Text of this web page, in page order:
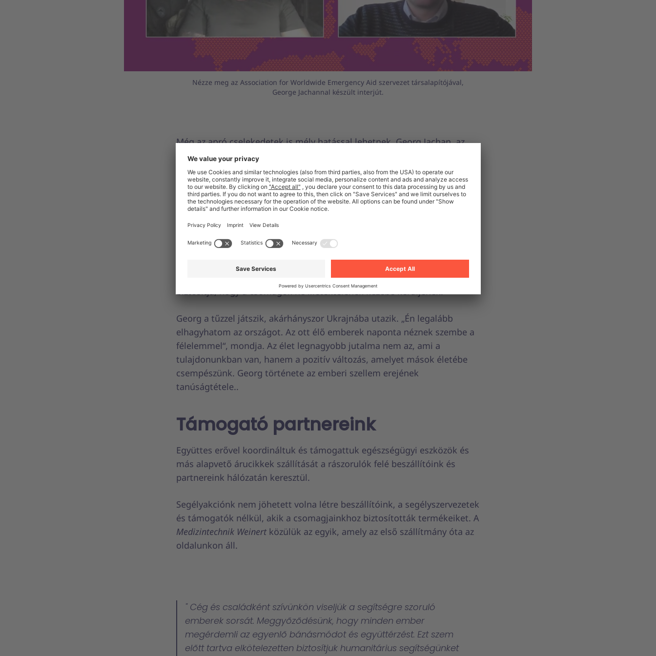
Nézze meg az Association for Worldwide Emergency Aid szervezet társalapítójával,
George Jachannal készült interjút.
Még az apró cselekedetek is mély hatással lehetnek. Georg Jachan, az
Association for Worldwide Emercency Aid
szenvedélye a másokon való segítség és készséggel rendelkezésünkre
állt, amikor 2022. márciusában felkerestük, hogy támogassa a
rászorulókat Kelet-Ukrajnában.
A kockázatok ellenére egyesítette erejét további hasonló elhivatottságú
társaival és logisztikai cégekkel, hogy gyógyászati eszközöket,
fejlámpákat, hordozható töltőket és további, Unite által biztosított
árucikket szállítson. Továbbra is együttműködünk a szervezettel az
ellátmányok szállítása érdekében és Georg megbízható hálózata
biztosítja, hogy a csomagok ne illetéktelenek kezébe kerüljenek.
Georg a tűzzel játszik, akárhányszor Ukrajnába utazik. „Én legalább
elhagyhatom az országot. Az ott élő emberek naponta néznek szembe a
félelemmel“, mondja. Az élet legnagyobb jutalma nem az, ami a
tulajdonunkban van, hanem a pozitív változás, amelyet mások életébe
csempészünk. Georg története az emberi szellem erejének
tanúságtétele..
Támogató partnereink
Együttes erővel koordináltuk és támogattuk egészségügyi eszközök és
más alapvető árucikkek szállítását a rászorulók felé beszállítóink és
partnereink hálózatán keresztül.
Segélyakciónk nem jöhetett volna létre beszállítóink, a segélyszervezetek
és támogatók nélkül, akik a csomagjainkhoz biztosították termékeiket. A
Medizintechnik Weinert közülük az egyik, amely az első szállítmány óta az
oldalunkon áll.
Cég és családként szívünkön viseljük a segítségre szoruló
emberek sorsát. Meggyőződésünk, hogy minden ember
megérdemli az egyenlő bánásmódot és együttérzést. Ezt szem
előtt tartva elkötelezetten biztosítjuk humanitárius segítségünket